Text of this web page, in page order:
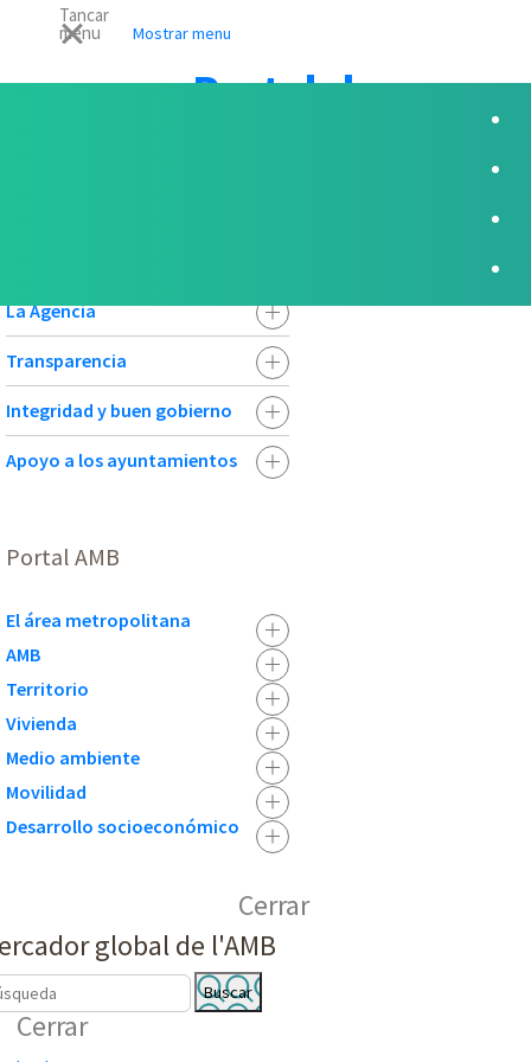
Mostrar menu
Portal de
Tancar
menu
La Agencia
Transparencia
Integridad y buen gobierno
Apoyo a los ayuntamientos
Portal AMB
El área metropolitana
AMB
Territorio
Vivienda
Medio ambiente
Movilidad
Desarrollo socioeconómico
Cerrar
global de l'AMB
B
Cerrar